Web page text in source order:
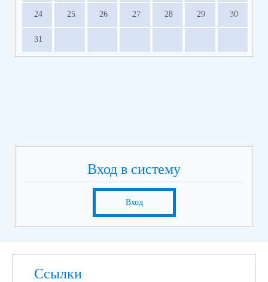
24 25 26 27 28 29 30
31
Вход в систему
Вход
Ссылки